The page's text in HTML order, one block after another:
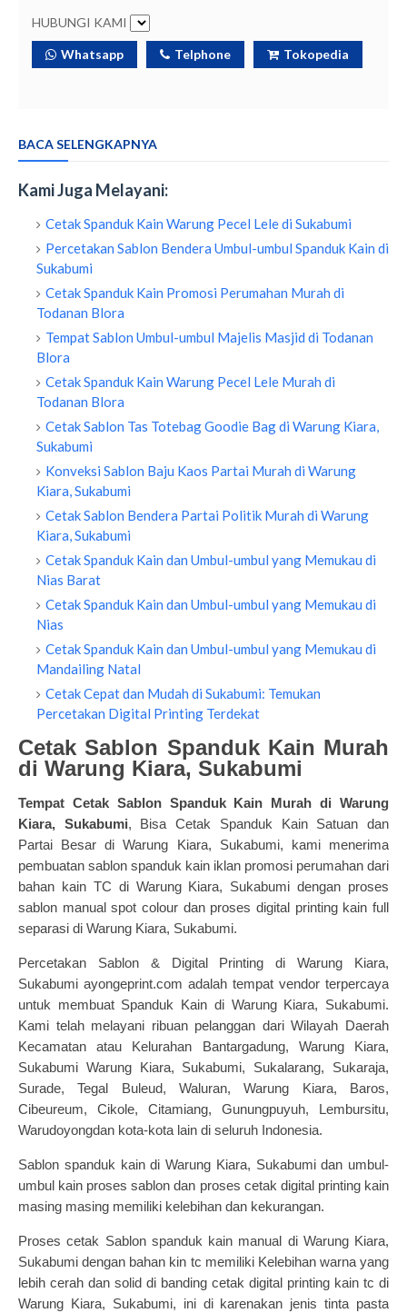
HUBUNGI KAMI
Whatsapp Telphone Tokopedia
BACA SELENGKAPNYA
Kami Juga Melayani:
Cetak Spanduk Kain Warung Pecel Lele di Sukabumi
Percetakan Sablon Bendera Umbul-umbul Spanduk Kain di
Sukabumi
Cetak Spanduk Kain Promosi Perumahan Murah di
Todanan Blora
Tempat Sablon Umbul-umbul Majelis Masjid di Todanan
Blora
Cetak Spanduk Kain Warung Pecel Lele Murah di
Todanan Blora
Cetak Sablon Tas Totebag Goodie Bag di Warung Kiara,
Sukabumi
Konveksi Sablon Baju Kaos Partai Murah di Warung
Kiara, Sukabumi
Cetak Sablon Bendera Partai Politik Murah di Warung
Kiara, Sukabumi
Cetak Spanduk Kain dan Umbul-umbul yang Memukau di
Nias Barat
Cetak Spanduk Kain dan Umbul-umbul yang Memukau di
Nias
Cetak Spanduk Kain dan Umbul-umbul yang Memukau di
Mandailing Natal
Cetak Cepat dan Mudah di Sukabumi: Temukan
Percetakan Digital Printing Terdekat
Cetak Sablon Spanduk Kain Murah
di Warung Kiara, Sukabumi
Tempat Cetak Sablon Spanduk Kain Murah di Warung
Kiara, Sukabumi, Bisa Cetak Spanduk Kain Satuan dan
Partai Besar di Warung Kiara, Sukabumi, kami menerima
pembuatan sablon spanduk kain iklan promosi perumahan dari
bahan kain TC di Warung Kiara, Sukabumi dengan proses
sablon manual spot colour dan proses digital printing kain full
separasi di Warung Kiara, Sukabumi.
Percetakan Sablon & Digital Printing di Warung Kiara,
Sukabumi ayongeprint.com adalah tempat vendor terpercaya
untuk membuat Spanduk Kain di Warung Kiara, Sukabumi.
Kami telah melayani ribuan pelanggan dari Wilayah Daerah
Kecamatan atau Kelurahan Bantargadung, Warung Kiara,
Sukabumi Warung Kiara, Sukabumi, Sukalarang, Sukaraja,
Surade, Tegal Buleud, Waluran, Warung Kiara, Baros,
Cibeureum, Cikole, Citamiang, Gunungpuyuh, Lembursitu,
Warudoyongdan kota-kota lain di seluruh Indonesia.
Sablon spanduk kaindi Warung Kiara, Sukabumi dan umbul-
umbul kain proses sablon dan proses cetak digital printing kain
masing masing memiliki kelebihan dan kekurangan.
Proses cetak Sablon spanduk kain manual di Warung Kiara,
Sukabumi dengan bahan kin tc memiliki Kelebihan warna yang
lebih cerah dan solid di banding cetak digital printing kain tc di
Warung Kiara, Sukabumi, ini di karenakan jenis tinta pasta